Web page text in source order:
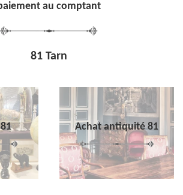
au comptant
81 Tarn
Achat antiquité 81